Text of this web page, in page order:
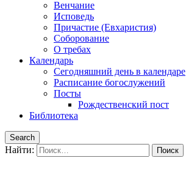
Венчание
Исповедь
Причастие (Евхаристия)
Соборование
О требах
Календарь
Сегодняшний день в календаре
Расписание богослужений
Посты
Рождественский пост
Библиотека
Search
Найти: